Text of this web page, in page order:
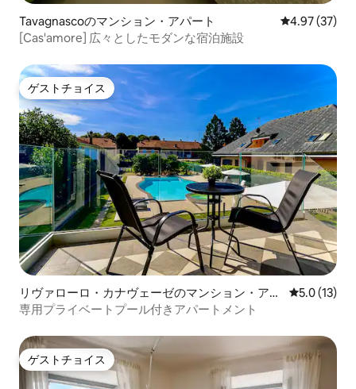
Tavagnascoのマンション・アパート レビュー37
4.97 (37)
[Cas'amore] 広々としたモダンな宿泊施設
ゲストチョイス
ゲストチョイス
リヴァローロ・カナヴェーゼのマンション・アパ
ート
レビュー13
5.0 (13)
専用プライベートプール付きアパートメント
ゲストチョイス
ゲストチョイス